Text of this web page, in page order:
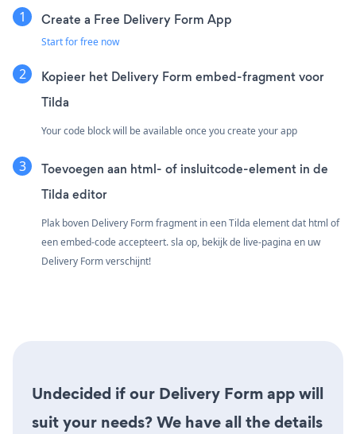
Create a Free Delivery Form App
Start for free now
Kopieer het Delivery Form embed-fragment voor
Tilda
Your code block will be available once you create your app
Toevoegen aan html- of insluitcode-element in de
Tilda editor
Plak boven Delivery Form fragment in een Tilda element dat html of
een embed-code accepteert. sla op, bekijk de live-pagina en uw
Delivery Form verschijnt!
Undecided if our Delivery Form app will
suit your needs? We have all the details